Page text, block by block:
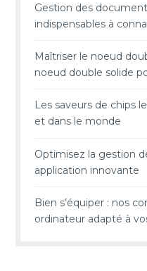
Gestion des
indispensables à
Maîtriser le noeud
noeud double solide
Les saveurs de chips
et dans le monde
Optimisez la gestion
application innovante
Bien s’équiper : nos
ordinateur adapté à